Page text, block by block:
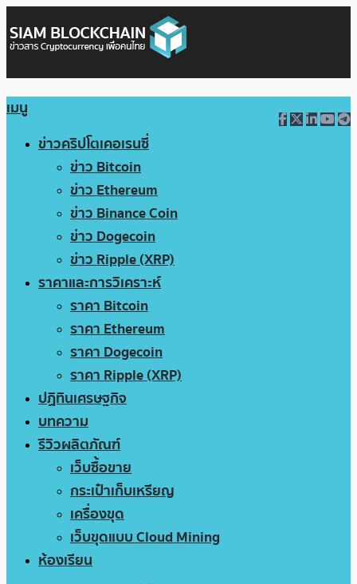
เมนู
ข่าวคริปโตเคอเรนซี่
ข่าว Bitcoin
ข่าว Ethereum
ข่าว Binance Coin
ข่าว Dogecoin
ข่าว Ripple (XRP)
ราคาและการวิเคราะห์
ราคา Bitcoin
ราคา Ethereum
ราคา Dogecoin
ราคา Ripple (XRP)
ปฏิทินเศรษฐกิจ
บทความ
รีวิวผลิตภัณฑ์
เว็บซื้อขาย
กระเป๋าเก็บเหรียญ
เครื่องขุด
เว็บขุดแบบ Cloud Mining
ห้องเรียน